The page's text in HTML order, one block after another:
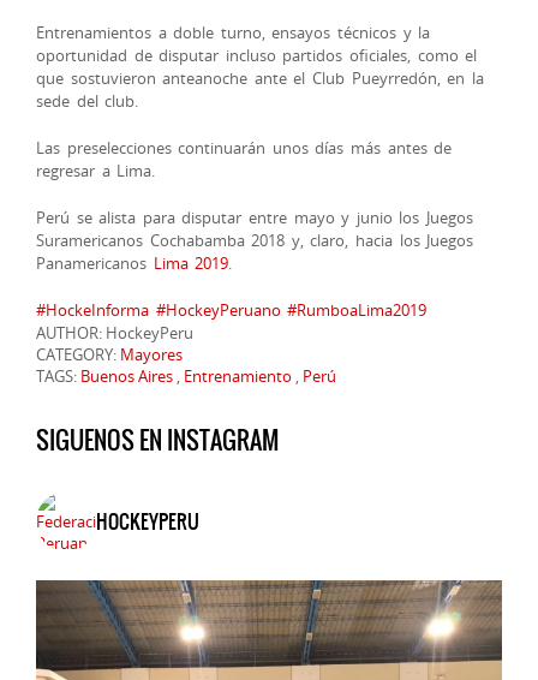
Entrenamientos a doble turno, ensayos técnicos y la
oportunidad de disputar incluso partidos oficiales, como el
que sostuvieron anteanoche ante el Club Pueyrredón, en la
sede del club.
Las preselecciones continuarán unos días más antes de
regresar a Lima.
Perú se alista para disputar entre mayo y junio los Juegos
Suramericanos Cochabamba 2018 y, claro, hacia los Juegos
Panamericanos Lima 2019.
#HockeInforma #HockeyPeruano #RumboaLima2019
AUTHOR: HockeyPeru
CATEGORY: Mayores
TAGS: Buenos Aires , Entrenamiento , Perú
SIGUENOS EN INSTAGRAM
HOCKEYPERU